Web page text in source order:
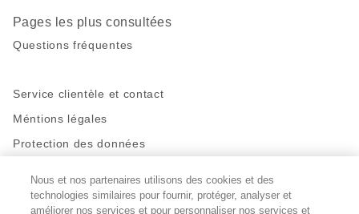
Pages les plus consultées
Questions fréquentes
Service clientèle et contact
Méntions légales
Protection des données
Restez en contact!
Nous et nos partenaires utilisons des cookies et des
technologies similaires pour fournir, protéger, analyser et
améliorer nos services et pour personnaliser nos services et